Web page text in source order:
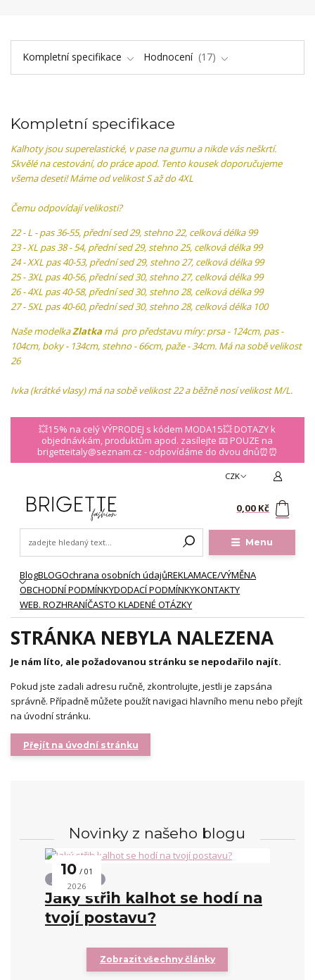
Kompletní specifikace Hodnocení 17
Kompletní specifikace
Kalhoty jsou superelastické, v pase na gumu a nikde vás neškrtí.
Skvělé na cestování, do práce apod. Tento kousek doporučujeme
všema deseti! Máme od velikost S až do 4XL
Čemu odpovídají velikosti?
22 - L - pas 36-55, přední sed 29, stehno 22, celková délka 99
23 - XL pas 38 - 54, přední sed 29, stehno 25, celková délka 99
24 - XXL pas 40-53, přední sed 29, stehno 27, celková délka 99
25 - 3XL pas 40-56, přední sed 30, stehno 27, celková délka 99
26 - 4XL pas 40-58, přední sed 30, stehno 28, celková délka 99
27 - 5XL pas 40-60, přední sed 30, stehno 28, celková délka 100
Naše modelkaZlatkamá pro představu míry: prsa - 124cm, pas -
104cm, boky - 134cm, stehno - 66cm, paže - 34cm. Má na sobě velikost
26
Ivka (krátké vlasy) má na sobě velikost 22 a běžně nosí velikost M/L.
💥15% na celý VÝPRODEJ s kódem MODA15💥 DOTAZY k
objednávkám, produktům apod. zasílejte 📧 POUZE na
brigetteitaly@seznam.cz - odpovídáme do dvou dnů⏰⏰
Menu
BlogBLOGOchrana osobních údajůREKLAMACE/VÝMĚNA
OBCHODNÍ PODMÍNKYDODACÍ PODMÍNKYKONTAKTY
WEB. ROZHRANÍČASTO KLADENÉ OTÁZKY
CZK
0,00 Kč
STRÁNKA NEBYLA NALEZENA
Je nám líto, ale požadovanou stránku se nepodařilo najít.
Pokud jste zadali adresu ručně, zkontrolujte, jestli je zapsána
správně. Případně můžete použít navigaci hlavního menu nebo přejít
na úvodní stránku.
Přejít na úvodní stránku
Novinky z našeho blogu
10 01
2026
Jaký střih kalhot se hodí na
tvojí postavu?
Zobrazit všechny články